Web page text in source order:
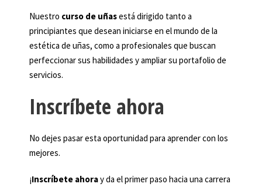
Nuestro curso de uñasestá dirigido tanto a
principiantes que desean iniciarse en el mundo de la
estética de uñas, como a profesionales que buscan
perfeccionar sus habilidades y ampliar su portafolio de
servicios.
Inscríbete ahora
No dejes pasar esta oportunidad para aprender con los
mejores.
¡Inscríbete ahoray da el primer paso hacia una carrera